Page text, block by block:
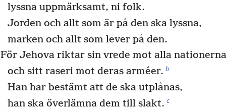
lyssna uppmärksamt, ni folk.
Jorden och allt som är på den ska lyssna,
marken och allt som lever på den.
För Jehova riktar sin vrede mot alla nationerna
och sitt raseri mot deras arméer. b
Han har bestämt att de ska utplånas,
han ska överlämna dem till slakt. c